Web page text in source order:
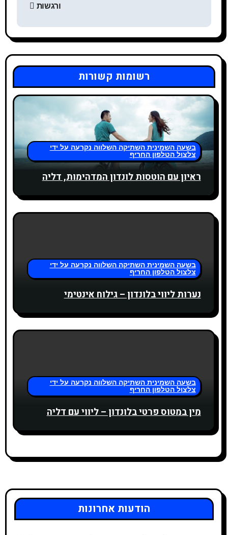
и
г
а
ц
и
я
п
з
а
м
ורגשות
רשומות קשורות
בשעה השמינית השתיקה השלווה נקרעה על ידי
צלצול הטלפון החריף
ראיון עם הוטסות לונדון המדהימות, דליה
בשעה השמינית השתיקה השלווה נקרעה על ידי
צלצול הטלפון החריף
נערות ליווי בלונדון – גילוח אינטימי
בשעה השמינית השתיקה השלווה נקרעה על ידי
צלצול הטלפון החריף
מין במטוס פרטי בלונדון – ליווי עם דליה
הודעות אחרונות